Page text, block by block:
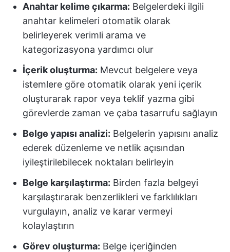
Anahtar kelime çıkarma: Belgelerdeki ilgili
anahtar kelimeleri otomatik olarak
belirleyerek verimli arama ve
kategorizasyona yardımcı olur
İçerik oluşturma: Mevcut belgelere veya
istemlere göre otomatik olarak yeni içerik
oluşturarak rapor veya teklif yazma gibi
görevlerde zaman ve çaba tasarrufu sağlayın
Belge yapısı analizi: Belgelerin yapısını analiz
ederek düzenleme ve netlik açısından
iyileştirilebilecek noktaları belirleyin
Belge karşılaştırma: Birden fazla belgeyi
karşılaştırarak benzerlikleri ve farklılıkları
vurgulayın, analiz ve karar vermeyi
kolaylaştırın
Görev oluşturma: Belge içeriğinden